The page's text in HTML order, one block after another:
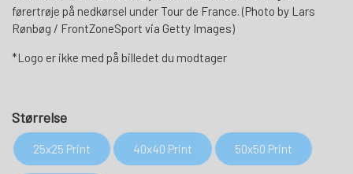
førertrøje på nedkørsel under Tour de France. (Photo by Lars
Rønbøg / FrontZoneSport via Getty Images)
*Logo er ikke med på billedet du modtager
Størrelse
25x25 Print 40x40 Print 50x50 Print